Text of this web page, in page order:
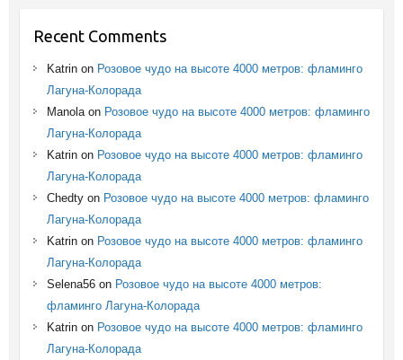
Recent Comments
Katrinon Розовое чудо на высоте 4000 метров: фламинго
Лагуна-Колорада
Manolaon Розовое чудо на высоте 4000 метров: фламинго
Лагуна-Колорада
Katrinon Розовое чудо на высоте 4000 метров: фламинго
Лагуна-Колорада
Chedtyon Розовое чудо на высоте 4000 метров: фламинго
Лагуна-Колорада
Katrinon Розовое чудо на высоте 4000 метров: фламинго
Лагуна-Колорада
Selena56on Розовое чудо на высоте 4000 метров:
фламинго Лагуна-Колорада
Katrinon Розовое чудо на высоте 4000 метров: фламинго
Лагуна-Колорада